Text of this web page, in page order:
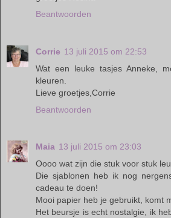
Beantwoorden
Corrie 13 juli 2015 om 22:53
Wat een leuke tasjes Anneke,
kleuren.
Lieve groetjes,Corrie
Beantwoorden
Maia 13 juli 2015 om 23:03
Oooo wat zijn die stuk voor stuk
Die sjablonen heb ik nog
cadeau te doen!
Mooi papier heb je gebruikt, komt
Het beursje is echt nostalgie, ik